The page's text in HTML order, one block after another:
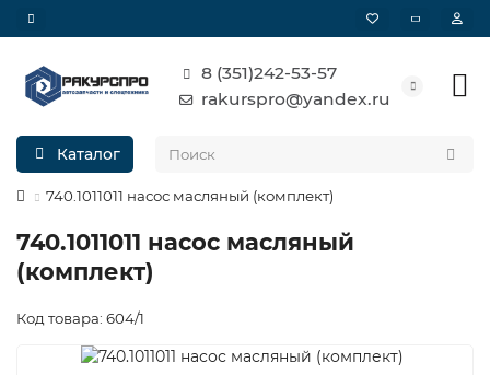
8 (351)242-53-57
rakurspro@yandex.ru
Каталог
740.1011011 насос масляный (комплект)
740.1011011 насос масляный
(комплект)
Код товара: 604/1